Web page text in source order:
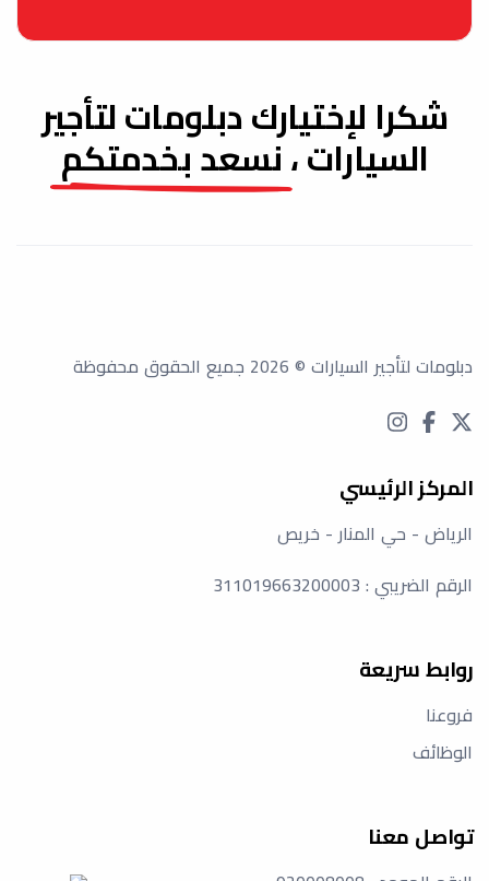
شكرا لإختيارك دبلومات لتأجير
السيارات ،نسعد بخدمتكم
دبلومات لتأجير السيارات ©
2026 جميع الحقوق محفوظة
المركز الرئيسي
الرياض - حي المنار - خريص
الرقم الضريبي : 311019663200003
روابط سريعة
فروعنا
الوظائف
تواصل معنا